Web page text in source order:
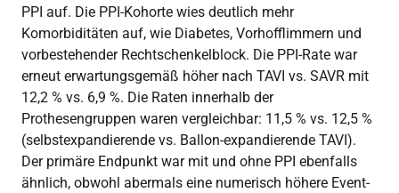
PPI auf. Die PPI-Kohorte wies deutlich mehr
Komorbiditäten auf, wie Diabetes, Vorhofflimmern und
vorbestehender Rechtschenkelblock. Die PPI-Rate war
erneut erwartungsgemäß höher nach TAVI vs. SAVR mit
12,2 % vs. 6,9 %. Die Raten innerhalb der
Prothesengruppen waren vergleichbar: 11,5 % vs. 12,5 %
(selbstexpandierende vs. Ballon-expandierende TAVI).
Der primäre Endpunkt war mit und ohne PPI ebenfalls
ähnlich, obwohl abermals eine numerisch höhere Event-